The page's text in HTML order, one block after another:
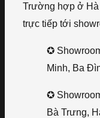
Trường hợp ở Hà
trực tiếp tới
✪
Minh, Ba
✪
Bà Trưng,